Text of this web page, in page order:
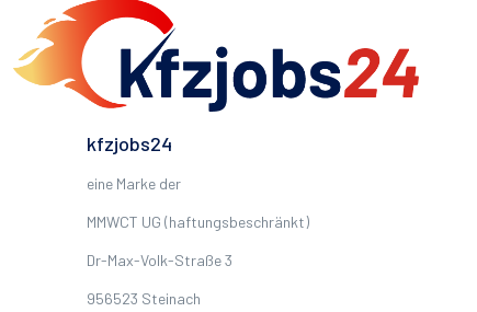
kfzjobs24
eine Marke der
MMWCT UG (haftungsbeschränkt)
Dr-Max-Volk-Straße 3
956523 Steinach